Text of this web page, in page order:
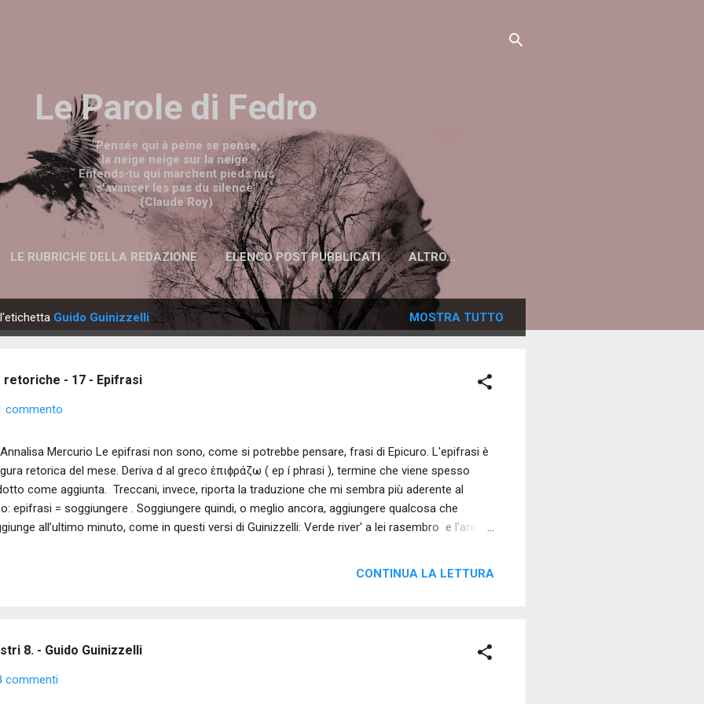
Le Parole di Fedro
"Pensée qui à peine se pense,
la neige neige sur la neige.
Entends-tu qui marchent pieds nus
s'avancer les pas du silence"
(Claude Roy)
LE RUBRICHE DELLA REDAZIONE ELENCO POST PUBBLICATI ALTRO…
Guido Guinizzelli MOSTRA TUTTO
retoriche - 17 - Epifrasi
commento
Mercurio Le epifrasi non sono, come si potrebbe pensare, frasi di Epicuro. L'epifrasi è
retorica del mese. Deriva d al greco ἐπιϕράζω ( ep í phrasi ), termine che viene spesso
come aggiunta. Treccani, invece, riporta la traduzione che mi sembra più aderente al
epifrasi = soggiungere . Soggiungere quindi, o meglio ancora, aggiungere qualcosa che
all’ultimo minuto, come in questi versi di Guinizzelli: Verde river' a lei rasembro e l'are
CONTINUA LA LETTURA
8. - Guido Guinizzelli
commenti